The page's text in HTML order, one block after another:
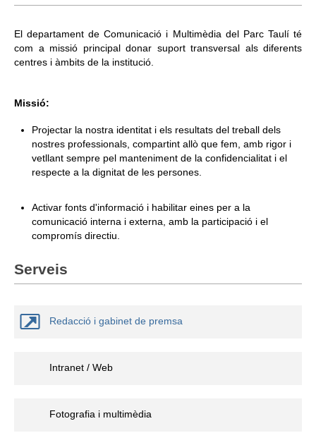
Àrea personal
Col·labora
Treballa amb nosaltres
El departament de Comunicació i Multimèdia del Parc Taulí té
com a missió principal donar suport transversal als diferents
centres i àmbits de la institució.
Missió:
Projectar la nostra identitat i els resultats del treball dels
nostres professionals, compartint allò que fem, amb rigor i
vetllant sempre pel manteniment de la confidencialitat i el
respecte a la dignitat de les persones.
Activar fonts d'informació i habilitar eines per a la
comunicació interna i externa, amb la participació i el
compromís directiu.
Serveis
Redacció i gabinet de premsa
Intranet / Web
Fotografia i multimèdia